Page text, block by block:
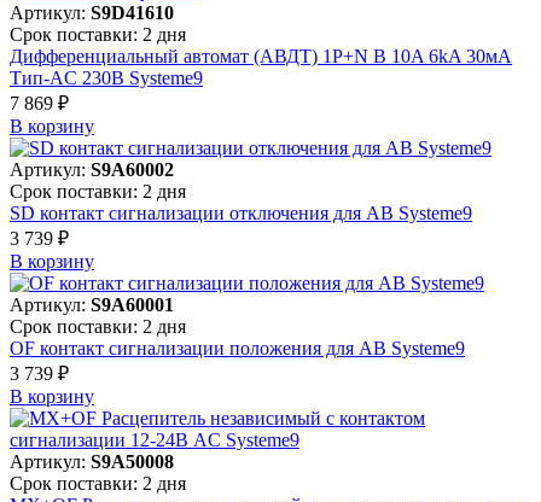
Артикул: S9D41610
Срок поставки: 2 дня
Дифференциальный автомат (АВДТ) 1P+N B 10A 6kA 30мА
Тип-AC 230В Systeme9
7 869 ₽
В корзинy
Артикул: S9A60002
Срок поставки: 2 дня
SD контакт сигнализации отключения для АВ Systeme9
3 739 ₽
В корзинy
Артикул: S9A60001
Срок поставки: 2 дня
OF контакт сигнализации положения для АВ Systeme9
3 739 ₽
В корзинy
Артикул: S9A50008
Срок поставки: 2 дня